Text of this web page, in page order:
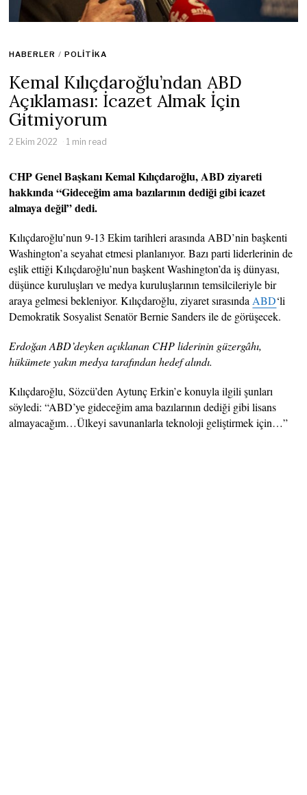
HABERLER / POLITIKA
Kemal Kılıçdaroğlu’ndan ABD
Açıklaması: İcazet Almak İçin
Gitmiyorum
2 Ekim 2022 1 min read
CHP Genel Başkanı Kemal Kılıçdaroğlu, ABD ziyareti
hakkında “Gideceğim ama bazılarının dediği gibi icazet
almaya değil” dedi.
Kılıçdaroğlu’nun 9-13 Ekim tarihleri ​​arasında ABD’nin başkenti
Washington’a seyahat etmesi planlanıyor. Bazı parti liderlerinin de
eşlik ettiği Kılıçdaroğlu’nun başkent Washington’da iş dünyası,
düşünce kuruluşları ve medya kuruluşlarının temsilcileriyle bir
araya gelmesi bekleniyor. Kılıçdaroğlu, ziyaret sırasında ABD‘li
Demokratik Sosyalist Senatör Bernie Sanders ile de görüşecek.
Erdoğan ABD’deyken açıklanan CHP liderinin güzergâhı,
hükümete yakın medya tarafından hedef alındı.
Kılıçdaroğlu, Sözcü’den Aytunç Erkin’e konuyla ilgili şunları
söyledi: “ABD’ye gideceğim ama bazılarının dediği gibi lisans
almayacağım…Ülkeyi savunanlarla teknoloji geliştirmek için…”